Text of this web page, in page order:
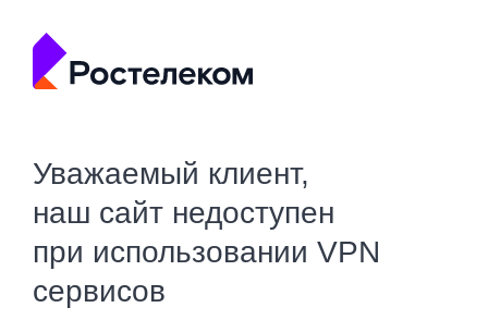
Уважаемый клиент,
наш сайт недоступен
при использовании VPN
сервисов